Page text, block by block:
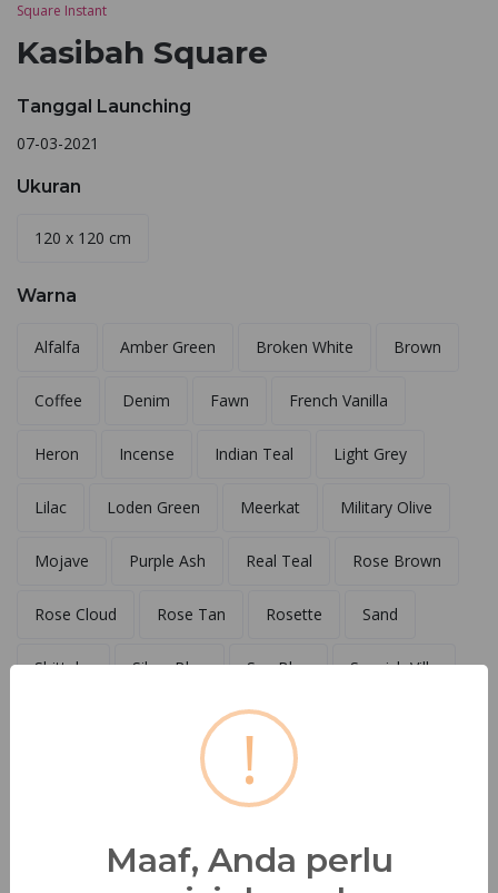
Square Instant
Kasibah Square
Tanggal Launching
07-03-2021
Ukuran
120 x 120 cm
Warna
Alfalfa Amber Green Broken White Brown
Coffee Denim Fawn French Vanilla
Heron Incense Indian Teal Light Grey
Lilac Loden Green Meerkat Military Olive
Mojave Purple Ash Real Teal Rose Brown
Rose Cloud Rose Tan Rosette Sand
Shittake Silver Blue Spa Blue Spanish Villa
Cek Toko Terdekat Pesan Sekarang
!
Maaf, Anda perlu